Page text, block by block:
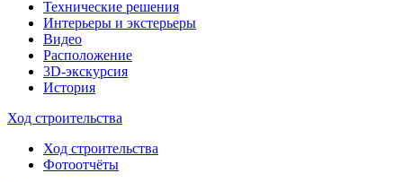
Технические решения
Интерьеры и экстерьеры
Видео
Расположение
3D-экскурсия
История
Ход строительства
Ход строительства
Фотоотчёты